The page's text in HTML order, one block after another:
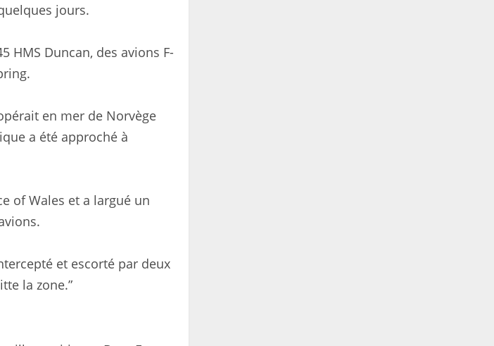
jours.
HMS Duncan, des avions F-
en mer de Norvège
a été approché à
of Wales et a largué un
et escorté par deux
la zone.”